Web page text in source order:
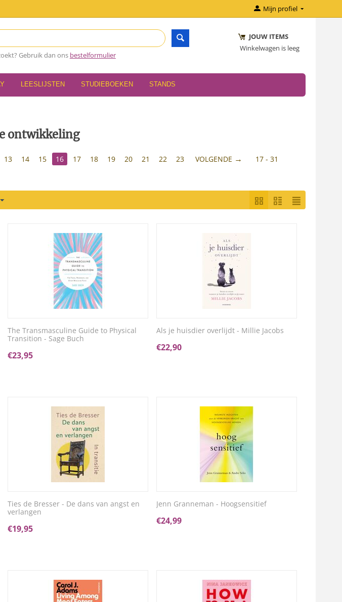
Mijn profiel
Gebruik dan ons bestelformulier
JOUW ITEMS
Winkelwagen is leeg
LEESLIJSTEN STUDIEBOEKEN STANDS
ontwikkeling
13 14 15 16 17 18 19 20 21 22 23 VOLGENDE 17 - 31
The Transmasculine Guide to Physical
Transition - Sage Buch
€23,95
Als je huisdier overlijdt - Millie Jacobs
€22,90
Ties de Bresser - De dans van angst en
verlangen
€19,95
Jenn Granneman - Hoogsensitief
€24,99